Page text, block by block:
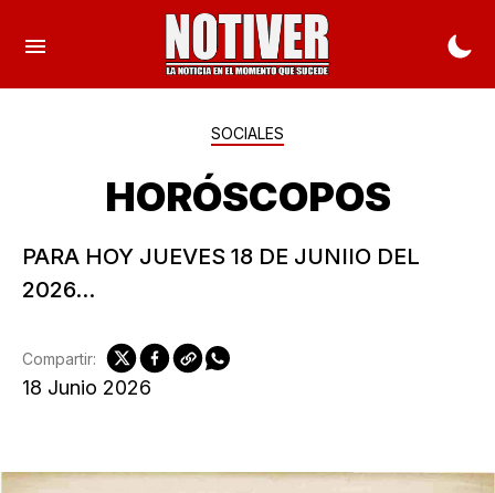
SOCIALES
HORÓSCOPOS
PARA HOY JUEVES 18 DE JUNIIO DEL
2026...
18 Junio 2026
Compartir: